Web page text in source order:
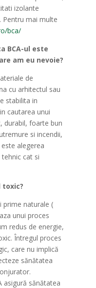
izolante
Pentru mai multe
bca/
BCA-ul este
am eu nevoie?
de
cu arhitectul sau
stabilita in
cautarea unui
durabil, foarte bun
si incendii,
alegerea
cat si
toxic?
prime naturale (
unui proces
redus de energie,
Întregul proces
care nu implică
sănătatea
asigură sănătatea